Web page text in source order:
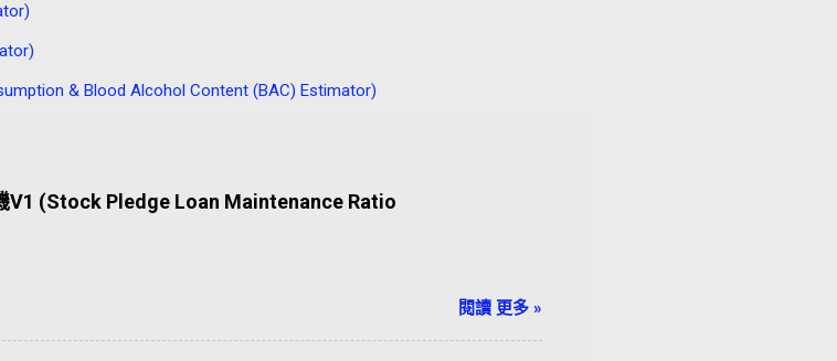
& Blood Alcohol Content (BAC) Estimator)
V1 (Stock Pledge Loan Maintenance Ratio
閱讀 更多 »